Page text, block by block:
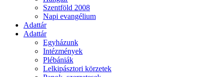
Szentföld 2008
Napi evangélium
Adattár
Adattár
Egyházunk
Intézmények
Plébániák
Lelkipásztori körzetek